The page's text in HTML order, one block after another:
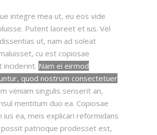
integre mea ut, eu eos vide
Putent laoreet et ius. Vel
ut, nam ad soleat
cu est copiosae
inciderint. Nam ei eirmod
quod nostrum consectetuer
veniam singulis senserit an,
mentitum duo ea. Copiosae
ius ea, meis explicari reformidans
possit patrioque prodesset est,